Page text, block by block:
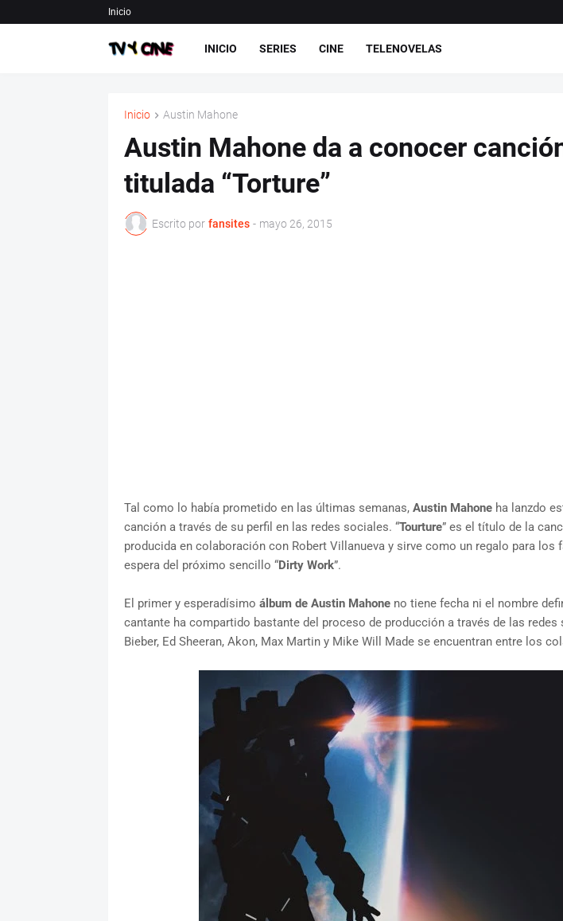
Inicio
INICIO SERIES CINE TELENOVELAS
Inicio Austin Mahone
Austin Mahone da a conocer
titulada “Torture”
Escrito por fansites - mayo 26, 2015
Tal como lo había prometido en las últimas semanas, Austin Mahoneha lanzdo
canción a través de su perfil en las redes sociales. “Tourture” es el título de la
producida en colaboración con Robert Villanueva y sirve como un regalo para los
espera del próximo sencillo “Dirty Work”.
El primer y esperadísimo álbum de Austin Mahoneno tiene fecha ni el nombre
cantante ha compartido bastante del proceso de producción a través de las
Bieber, Ed Sheeran, Akon, Max Martin y Mike Will Made se encuentran entre los